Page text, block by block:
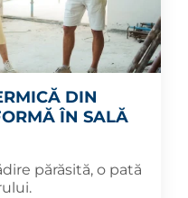
DIN
ÎN SALĂ
părăsită, o pată